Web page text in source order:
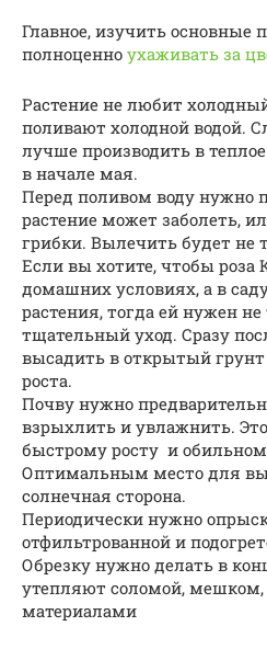
Главное, изучить основные
полноценно ухаживать за
Растение не любит
поливают холодной водой.
лучше производить в
в начале мая.
Перед поливом воду нужно
растение может заболеть,
грибки. Вылечить будет не
Если вы хотите, чтобы роза
домашних условиях, а в
растения, тогда ей нужен не
тщательный уход. Сразу
высадить в открытый грунт
роста.
Почву нужно
взрыхлить и увлажнить. Это
быстрому росту и
Оптимальным место для
солнечная сторона.
Периодически нужно
отфильтрованной и
Обрезку нужно делать в
утепляют соломой,
материалами